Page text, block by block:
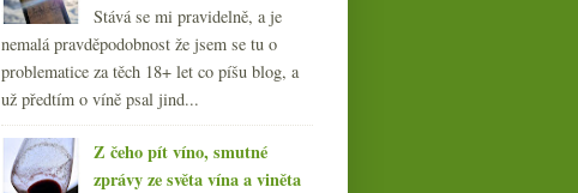
Stává se mi pravidelně, a je
nemalá pravděpodobnost že jsem se tu o
problematice za těch 18+ let co píšu blog, a
už předtím o víně psal jind...
Z čeho pít víno, smutné
zprávy ze světa vína a viněta